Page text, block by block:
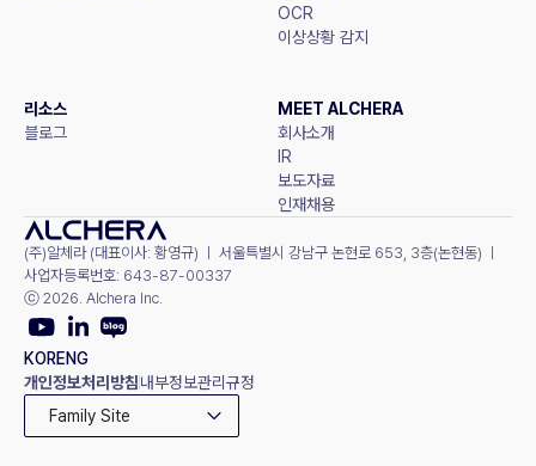
OCR
이상상황 감지
리소스
블로그
MEET ALCHERA
회사소개
IR
보도자료
인재채용
(주)알체라 (대표이사: 황영규) ㅣ 서울특별시 강남구 논현로 653, 3층(논현동) ㅣ
사업자등록번호: 643-87-00337
ⓒ 2026. Alchera Inc.
KORENG
개인정보처리방침내부정보관리규정
Family Site